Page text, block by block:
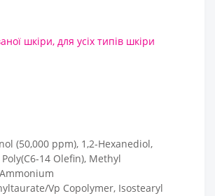
шкіри, для усіх типів шкіри
(50,000 ppm), 1,2-Hexanediol,
14 Olefin), Methyl
Vp Copolymer, Isostearyl